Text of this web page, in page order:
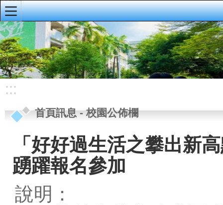
:::
明義首頁
首頁訊息
校園公佈欄
重要公告
研習資訊
校務手冊、行事
曆、導護輪值
資訊公開專區
:::
首頁訊息-校園公佈欄
「好好過生活之攀出新
踴躍報名參加
說明：